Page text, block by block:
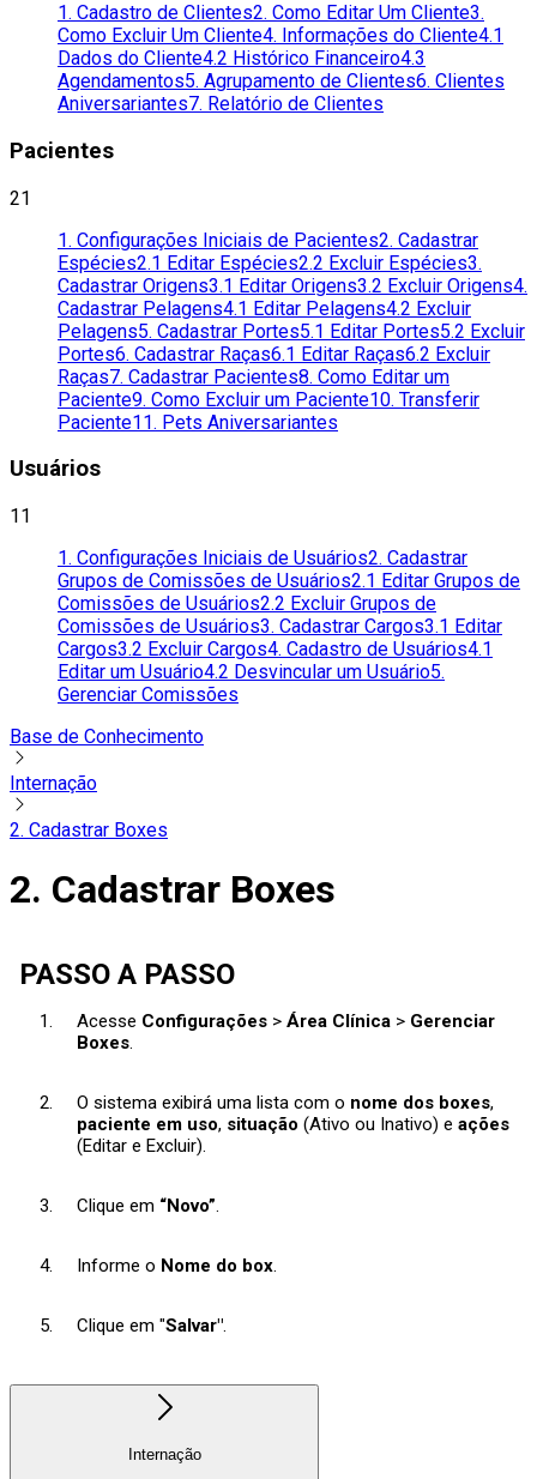
1. Cadastro de Clientes2. Como Editar Um Cliente3.
Como Excluir Um Cliente4. Informações do Cliente4.1
Dados do Cliente4.2 Histórico Financeiro4.3
Agendamentos5. Agrupamento de Clientes6. Clientes
Aniversariantes7. Relatório de Clientes
Pacientes
21
1. Configurações Iniciais de Pacientes2. Cadastrar
Espécies2.1 Editar Espécies2.2 Excluir Espécies3.
Cadastrar Origens3.1 Editar Origens3.2 Excluir Origens4.
Cadastrar Pelagens4.1 Editar Pelagens4.2 Excluir
Pelagens5. Cadastrar Portes5.1 Editar Portes5.2 Excluir
Portes6. Cadastrar Raças6.1 Editar Raças6.2 Excluir
Raças7. Cadastrar Pacientes8. Como Editar um
Paciente9. Como Excluir um Paciente10. Transferir
Paciente11. Pets Aniversariantes
Usuários
11
1. Configurações Iniciais de Usuários2. Cadastrar
Grupos de Comissões de Usuários2.1 Editar Grupos de
Comissões de Usuários2.2 Excluir Grupos de
Comissões de Usuários3. Cadastrar Cargos3.1 Editar
Cargos3.2 Excluir Cargos4. Cadastro de Usuários4.1
Editar um Usuário4.2 Desvincular um Usuário5.
Gerenciar Comissões
Base de Conhecimento
Internação
2. Cadastrar Boxes
2. Cadastrar Boxes
PASSO A PASSO
Acesse Configurações > Área Clínica > Gerenciar
Boxes.
O sistema exibirá uma lista com o nome dos boxes,
paciente em uso, situação (Ativo ou Inativo) e ações
(Editar e Excluir).
Clique em “Novo”.
Informe o Nome do box.
Clique em "Salvar".
Internação